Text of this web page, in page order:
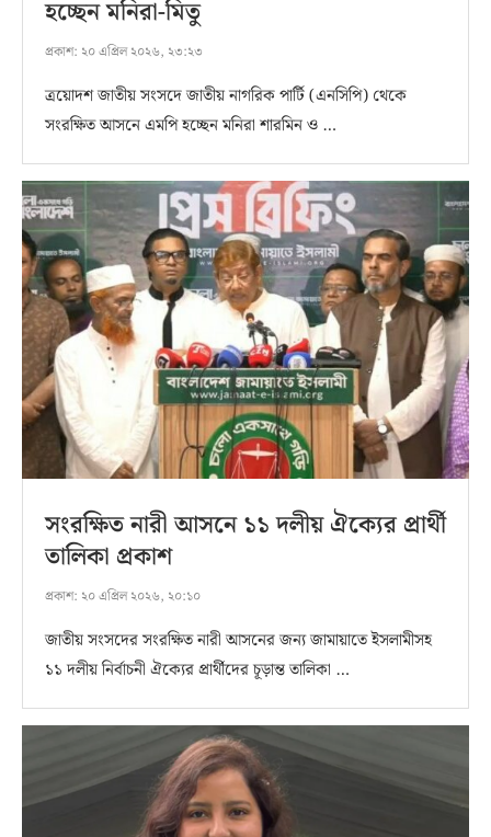
হচ্ছেন মনিরা-মিতু
প্রকাশ: ২০ এপ্রিল ২০২৬, ২৩:২৩
ত্রয়োদশ জাতীয় সংসদে জাতীয় নাগরিক পার্টি (এনসিপি) থেকে
সংরক্ষিত আসনে এমপি হচ্ছেন মনিরা শারমিন ও …
সংরক্ষিত নারী আসনে ১১ দলীয় ঐক্যের প্রার্থী
তালিকা প্রকাশ
প্রকাশ: ২০ এপ্রিল ২০২৬, ২০:১০
জাতীয় সংসদের সংরক্ষিত নারী আসনের জন্য জামায়াতে ইসলামীসহ
১১ দলীয় নির্বাচনী ঐক্যের প্রার্থীদের চূড়ান্ত তালিকা …